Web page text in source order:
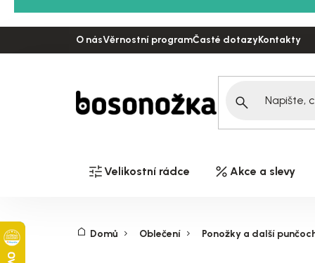
na
O násVěrnostní programČasté dotazyKontakty
Velikostní rádce Akce a slevy
Domů Oblečení Ponožky a další